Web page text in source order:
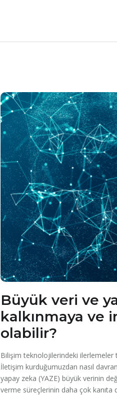
Büyük veri ve
kalkınmaya ve
olabilir?
Bilişim teknolojilerindeki ilerlemeler
İletişim kurduğumuzdan nasıl
yapay zeka (YAZE) büyük verinin
verme süreçlerinin daha çok kanıta